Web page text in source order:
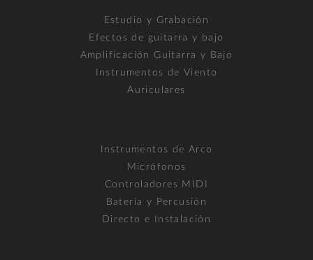
Estudio y Grabación
Efectos de guitarra y bajo
Amplificación Guitarra y Bajo
Instrumentos de Viento
Auriculares
Instrumentos de Arco
Micrófonos
Controladores MIDI
Batería y Percusión
Directo e Instalación